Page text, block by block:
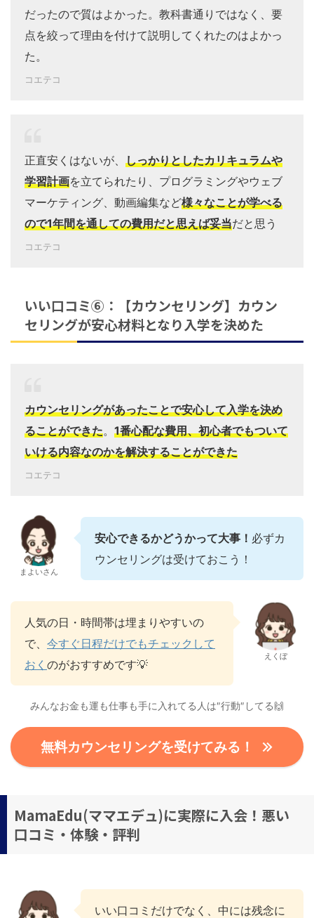
だったので質はよかった。教科書通りではなく、要
点を絞って理由を付けて説明してくれたのはよかっ
た。
コエテコ
正直安くはないが、 しっかりとしたカリキュラムや
学習計画を立てられたり、プログラミングやウェブ
マーケティング、動画編集など様々なことが学べる
ので1年間を通しての費用だと思えば妥当だと思う
コエテコ
いい口コミ⑥：【カウンセリング】カウン
セリングが安心材料となり入学を決めた
カウンセリングがあったことで安心して入学を決め
ることができた。 1番心配な費用、初心者でもついて
いける内容なのかを解決することができた
コエテコ
まよいさん
安心できるかどうかって大事！ 必ずカ
ウンセリングは受けておこう！
人気の日・時間帯は埋まりやすいの
で、 今すぐ日程だけでもチェックして
おく のがおすすめです💡
えくぼ
みんなお金も運も仕事も手に入れてる人は″行動″してる🙌
無料カウンセリングを受けてみる！
MamaEdu(ママエデュ)に実際に入会！悪い
口コミ・体験・評判
いい口コミだけでなく、中には残念に